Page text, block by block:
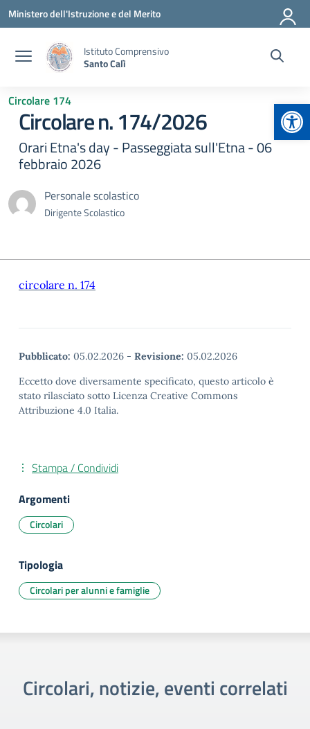
Vai ai contenuti
Vai al menu di navigazione
Vai al footer
Ministero dell'Istruzione e del Merito
Istituto Comprensivo
Santo Calì
Circolare 174
Circolare n. 174/2026
Orari Etna's day - Passeggiata sull'Etna - 06
febbraio 2026
Personale scolastico
Dirigente Scolastico
circolare n. 174
Pubblicato: 05.02.2026 - Revisione: 05.02.2026
Eccetto dove diversamente specificato, questo articolo è
stato rilasciato sotto Licenza Creative Commons
Attribuzione 4.0 Italia.
Stampa / Condividi
Argomenti
Circolari
Tipologia
Circolari per alunni e famiglie
Circolari, notizie, eventi correlati